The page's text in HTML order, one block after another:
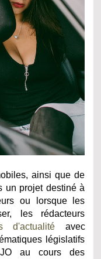
ainsi que de
un projet destiné à
ou lorsque les
les rédacteurs
d'actualité avec
législatifs
au cours des